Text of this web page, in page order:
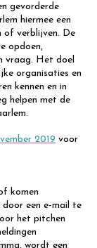
gevorderde
hiermee een
of verblijven. De
opdoen,
vraag. Het doel
organisaties en
kennen en in
helpen met de
2019 voor
komen
door een e-mail te
het pitchen
wordt een